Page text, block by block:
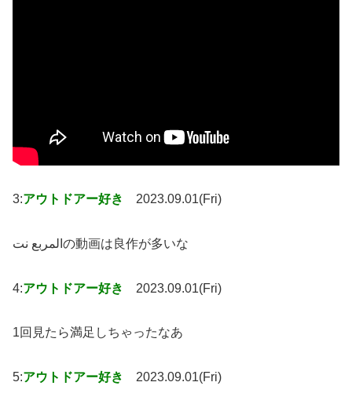
3:アウトドアー好き 2023.09.01(Fri)
المربع نتの動画は良作が多いな
4:アウトドアー好き 2023.09.01(Fri)
1回見たら満足しちゃったなあ
5:アウトドアー好き 2023.09.01(Fri)